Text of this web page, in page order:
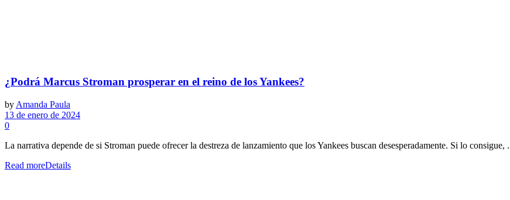
¿Podrá Marcus Stroman prosperar en el reino de los Yankees?
by Amanda Paula
13 de enero de 2024
0
La narrativa depende de si Stroman puede ofrecer la destreza de lanzamiento que los Yankees buscan desesperadamente. Si lo consigue,
Read moreDetails